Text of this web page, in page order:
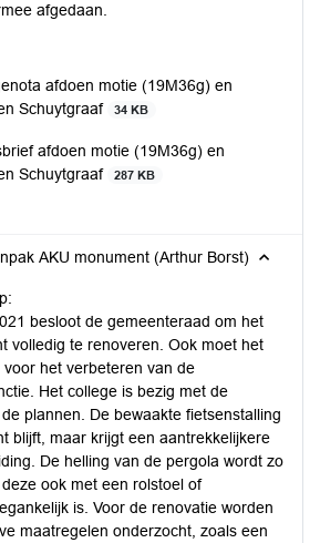
afgedaan.
afdoen motie (19M36g) en
Schuytgraaf
34 KB
afdoen motie (19M36g) en
Schuytgraaf
287 KB
AKU monument (Arthur Borst)
besloot de gemeenteraad om het
volledig te renoveren. Ook moet het
het verbeteren van de
Het college is bezig met de
plannen. De bewaakte fietsenstalling
blijft, maar krijgt een aantrekkelijkere
De helling van de pergola wordt zo
ook met een rolstoel of
is. Voor de renovatie worden
maatregelen onderzocht, zoals een